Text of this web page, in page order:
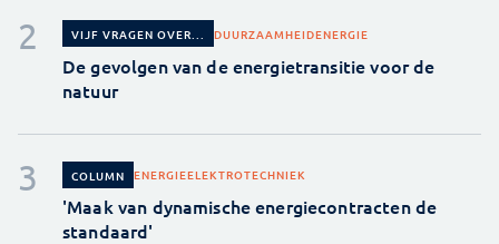
VIJF VRAGEN OVER... DUURZAAMHEIDENERGIE
De gevolgen van de energietransitie voor de
natuur
COLUMN ENERGIEELEKTROTECHNIEK
'Maak van dynamische energiecontracten de
standaard'